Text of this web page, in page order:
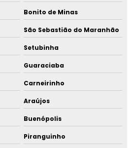
Bonito de Minas
São Sebastião do Maranhão
Setubinha
Guaraciaba
Carneirinho
Araújos
Buenópolis
Piranguinho